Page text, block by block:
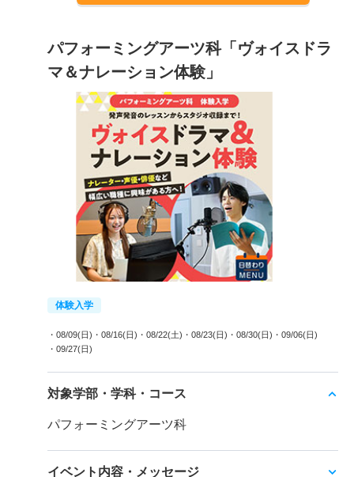
パフォーミングアーツ科「ヴォイスドラ
マ＆ナレーション体験」
体験入学
・08/09(日) ・08/16(日) ・08/22(土) ・08/23(日) ・08/30(日) ・09/06(日)
・09/27(日)
対象学部・学科・コース
パフォーミングアーツ科
イベント内容・メッセージ